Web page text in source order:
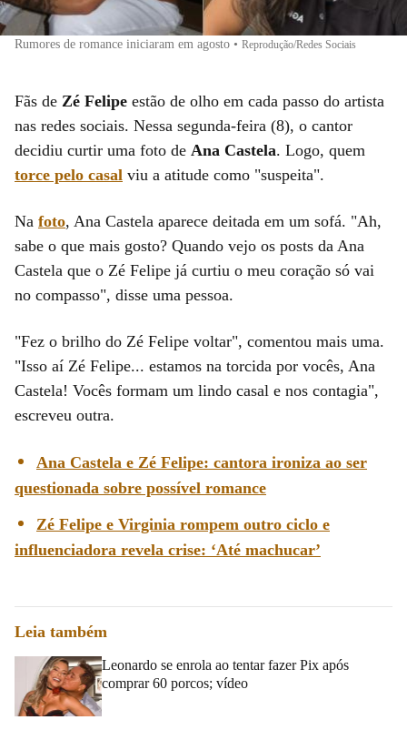
Rumores de romance iniciaram em agosto • Reprodução/Redes Sociais
Fãs de Zé Felipe estão de olho em cada passo do artista
nas redes sociais. Nessa segunda-feira (8), o cantor
decidiu curtir uma foto de Ana Castela. Logo, quem
torce pelo casal viu a atitude como "suspeita".
Na foto, Ana Castela aparece deitada em um sofá. "Ah,
sabe o que mais gosto? Quando vejo os posts da Ana
Castela que o Zé Felipe já curtiu o meu coração só vai
no compasso", disse uma pessoa.
"Fez o brilho do Zé Felipe voltar", comentou mais uma.
"Isso aí Zé Felipe... estamos na torcida por vocês, Ana
Castela! Vocês formam um lindo casal e nos contagia",
escreveu outra.
Ana Castela e Zé Felipe: cantora ironiza ao ser
questionada sobre possível romance
Zé Felipe e Virginia rompem outro ciclo e
influenciadora revela crise: ‘Até machucar’
Leia também
Leonardo se enrola ao tentar fazer Pix após
comprar 60 porcos; vídeo